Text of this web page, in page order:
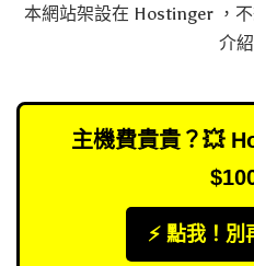
本網站架設在 Hostinger，不
介紹
主機費貴貴？💥
⚡️ 點我！別